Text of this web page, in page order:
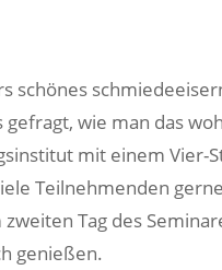
schönes
wie man das
mit einem Vier-
Teilnehmenden
Tag des
genießen.